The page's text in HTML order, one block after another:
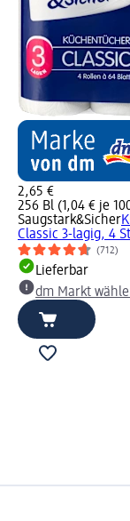
2,65 €
256 Bl (1,04 € je
Saugstark&Sicher
Classic 3-lagig, 4 St
(712)
Lieferbar
dm Markt